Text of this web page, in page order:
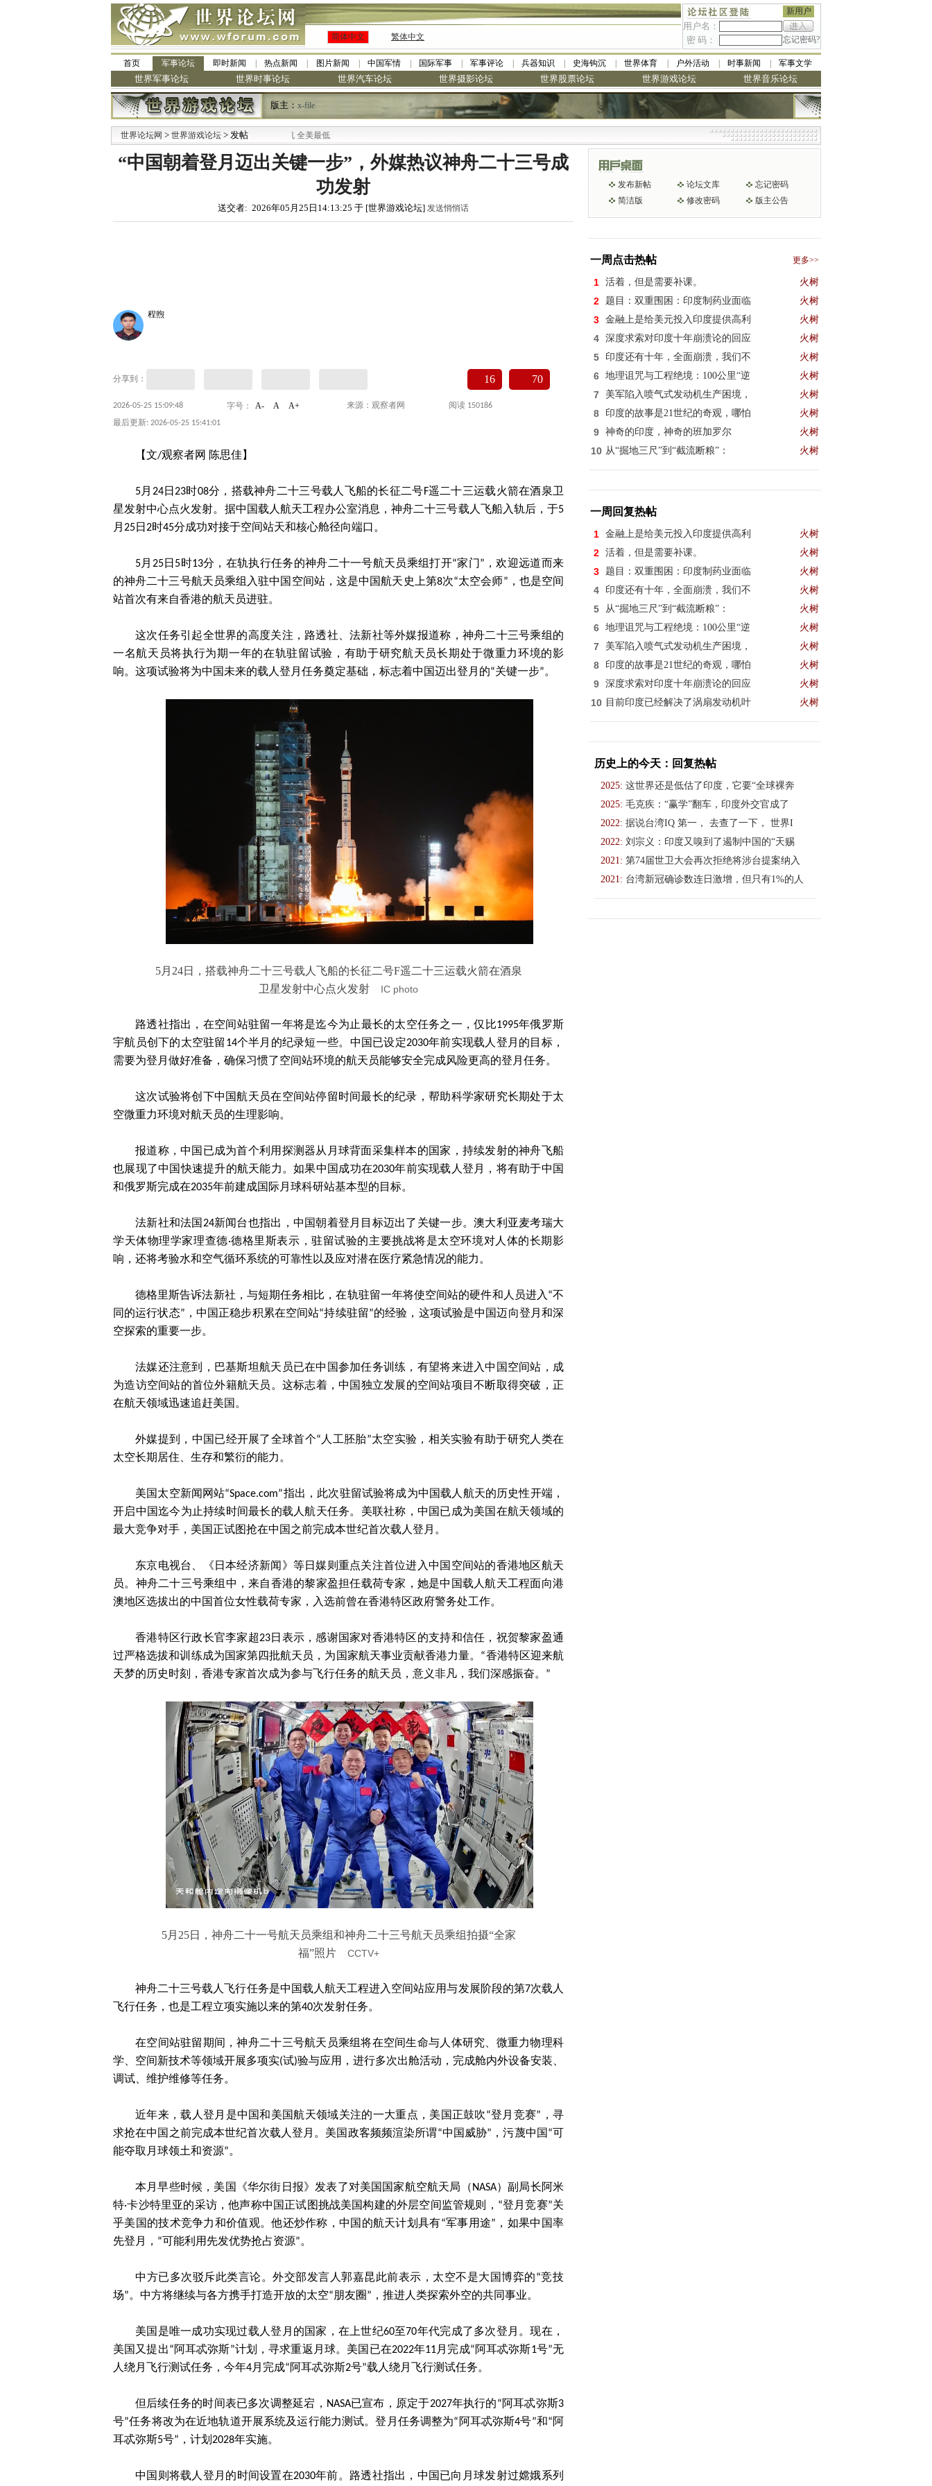
新用户
用户名：
密 码：
忘记密码?
简体中文 繁体中文
首页 军事论坛 即时新闻 热点新闻 图片新闻 中国军情 国际军事 军事评论 兵器知识 史海钩沉 世界体育 户外活动 时事新闻 军事文学
世界军事论坛 世界时事论坛 世界汽车论坛 世界摄影论坛 世界股票论坛 世界游戏论坛 世界音乐论坛
版主： x-file
世界论坛网 > 世界游戏论坛 > 发帖
“中国朝着登月迈出关键一步”，外媒热议神舟二十三号成
功发射
送交者: 2026年05月25日14:13:25 于 [世界游戏论坛] 发送悄悄话
程煦
分享到： 16 70
2026-05-25 15:09:48 字号： A- A A+ 来源：观察者网 阅读 150186
最后更新: 2026-05-25 15:41:01
【文/观察者网 陈思佳】
5月24日23时08分，搭载神舟二十三号载人飞船的长征二号F遥二十三运载火箭在酒泉卫
星发射中心点火发射。据中国载人航天工程办公室消息，神舟二十三号载人飞船入轨后，于5
月25日2时45分成功对接于空间站天和核心舱径向端口。
5月25日5时13分，在轨执行任务的神舟二十一号航天员乘组打开“家门”，欢迎远道而来
的神舟二十三号航天员乘组入驻中国空间站，这是中国航天史上第8次“太空会师”，也是空间
站首次有来自香港的航天员进驻。
这次任务引起全世界的高度关注，路透社、法新社等外媒报道称，神舟二十三号乘组的
一名航天员将执行为期一年的在轨驻留试验，有助于研究航天员长期处于微重力环境的影
响。这项试验将为中国未来的载人登月任务奠定基础，标志着中国迈出登月的“关键一步”。
5月24日，搭载神舟二十三号载人飞船的长征二号F遥二十三运载火箭在酒泉
卫星发射中心点火发射
IC photo
路透社指出，在空间站驻留一年将是迄今为止最长的太空任务之一，仅比1995年俄罗斯
宇航员创下的太空驻留14个半月的纪录短一些。中国已设定2030年前实现载人登月的目标，
需要为登月做好准备，确保习惯了空间站环境的航天员能够安全完成风险更高的登月任务。
这次试验将创下中国航天员在空间站停留时间最长的纪录，帮助科学家研究长期处于太
空微重力环境对航天员的生理影响。
报道称，中国已成为首个利用探测器从月球背面采集样本的国家，持续发射的神舟飞船
也展现了中国快速提升的航天能力。如果中国成功在2030年前实现载人登月，将有助于中国
和俄罗斯完成在2035年前建成国际月球科研站基本型的目标。
法新社和法国24新闻台也指出，中国朝着登月目标迈出了关键一步。澳大利亚麦考瑞大
学天体物理学家理查德·德格里斯表示，驻留试验的主要挑战将是太空环境对人体的长期影
响，还将考验水和空气循环系统的可靠性以及应对潜在医疗紧急情况的能力。
德格里斯告诉法新社，与短期任务相比，在轨驻留一年将使空间站的硬件和人员进入“不
同的运行状态”，中国正稳步积累在空间站“持续驻留”的经验，这项试验是中国迈向登月和深
空探索的重要一步。
法媒还注意到，巴基斯坦航天员已在中国参加任务训练，有望将来进入中国空间站，成
为造访空间站的首位外籍航天员。这标志着，中国独立发展的空间站项目不断取得突破，正
在航天领域迅速追赶美国。
外媒提到，中国已经开展了全球首个“人工胚胎”太空实验，相关实验有助于研究人类在
太空长期居住、生存和繁衍的能力。
美国太空新闻网站“Space.com”指出，此次驻留试验将成为中国载人航天的历史性开端，
开启中国迄今为止持续时间最长的载人航天任务。美联社称，中国已成为美国在航天领域的
最大竞争对手，美国正试图抢在中国之前完成本世纪首次载人登月。
东京电视台、《日本经济新闻》等日媒则重点关注首位进入中国空间站的香港地区航天
员。神舟二十三号乘组中，来自香港的黎家盈担任载荷专家，她是中国载人航天工程面向港
澳地区选拔出的中国首位女性载荷专家，入选前曾在香港特区政府警务处工作。
香港特区行政长官李家超23日表示，感谢国家对香港特区的支持和信任，祝贺黎家盈通
过严格选拔和训练成为国家第四批航天员，为国家航天事业贡献香港力量。“香港特区迎来航
天梦的历史时刻，香港专家首次成为参与飞行任务的航天员，意义非凡，我们深感振奋。”
5月25日，神舟二十一号航天员乘组和神舟二十三号航天员乘组拍摄“全家
福”照片
CCTV+
神舟二十三号载人飞行任务是中国载人航天工程进入空间站应用与发展阶段的第7次载人
飞行任务，也是工程立项实施以来的第40次发射任务。
在空间站驻留期间，神舟二十三号航天员乘组将在空间生命与人体研究、微重力物理科
学、空间新技术等领域开展多项实(试)验与应用，进行多次出舱活动，完成舱内外设备安装、
调试、维护维修等任务。
近年来，载人登月是中国和美国航天领域关注的一大重点，美国正鼓吹“登月竞赛”，寻
求抢在中国之前完成本世纪首次载人登月。美国政客频频渲染所谓“中国威胁”，污蔑中国“可
能夺取月球领土和资源”。
本月早些时候，美国《华尔街日报》发表了对美国国家航空航天局（NASA）副局长阿米
特·卡沙特里亚的采访，他声称中国正试图挑战美国构建的外层空间监管规则，“登月竞赛”关
乎美国的技术竞争力和价值观。他还炒作称，中国的航天计划具有“军事用途”，如果中国率
先登月，“可能利用先发优势抢占资源”。
中方已多次驳斥此类言论。外交部发言人郭嘉昆此前表示，太空不是大国博弈的“竞技
场”。中方将继续与各方携手打造开放的太空“朋友圈”，推进人类探索外空的共同事业。
美国是唯一成功实现过载人登月的国家，在上世纪60至70年代完成了多次登月。现在，
美国又提出“阿耳忒弥斯”计划，寻求重返月球。美国已在2022年11月完成“阿耳忒弥斯1号”无
人绕月飞行测试任务，今年4月完成“阿耳忒弥斯2号”载人绕月飞行测试任务。
但后续任务的时间表已多次调整延宕，NASA已宣布，原定于2027年执行的“阿耳忒弥斯3
号”任务将改为在近地轨道开展系统及运行能力测试。登月任务调整为“阿耳忒弥斯4号”和“阿
耳忒弥斯5号”，计划2028年实施。
中国则将载人登月的时间设置在2030年前。路透社指出，中国已向月球发射过嫦娥系列
发布新帖 论坛文库
忘记密码
简洁版
修改密码 版主公告
一周点击热帖 更多>>
1 活着，但是需要补课。 火树
2 题目：双重围困：印度制药业面临 火树
3 金融上是给美元投入印度提供高利 火树
4 深度求索对印度十年崩溃论的回应 火树
5 印度还有十年，全面崩溃，我们不 火树
6 地理诅咒与工程绝境：100公里“逆 火树
7 美军陷入喷气式发动机生产困境， 火树
8 印度的故事是21世纪的奇观，哪怕 火树
9 神奇的印度，神奇的班加罗尔 火树
10 从“掘地三尺”到“截流断粮”： 火树
一周回复热帖
1 金融上是给美元投入印度提供高利 火树
2 活着，但是需要补课。 火树
3 题目：双重围困：印度制药业面临 火树
4 印度还有十年，全面崩溃，我们不 火树
5 从“掘地三尺”到“截流断粮”： 火树
6 地理诅咒与工程绝境：100公里“逆 火树
7 美军陷入喷气式发动机生产困境， 火树
8 印度的故事是21世纪的奇观，哪怕 火树
9 深度求索对印度十年崩溃论的回应 火树
10 目前印度已经解决了涡扇发动机叶 火树
历史上的今天：回复热帖
2025: 这世界还是低估了印度，它要“全球裸奔
2025: 毛克疾：“赢学”翻车，印度外交官成了
2022: 据说台湾IQ 第一， 去查了一下， 世界I
2022: 刘宗义：印度又嗅到了遏制中国的“天赐
2021: 第74届世卫大会再次拒绝将涉台提案纳入
2021: 台湾新冠确诊数连日激增，但只有1%的人